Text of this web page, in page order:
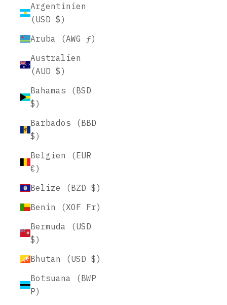
Argentinien
(USD $)
Aruba (AWG ƒ)
Australien
(AUD $)
Bahamas (BSD
$)
Barbados (BBD
$)
Belgien (EUR
€)
Belize (BZD $)
Benin (XOF Fr)
Bermuda (USD
$)
Bhutan (USD $)
Botsuana (BWP
P)